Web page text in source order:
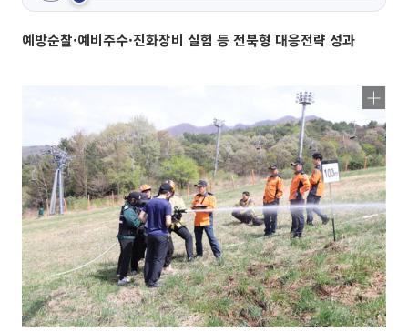
예방순찰·예비주수·진화장비 실험 등 전북형 대응전략 성과